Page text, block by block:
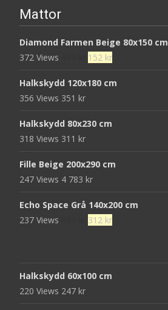
Mattor
Diamond Farmen Beige 80x150 cm
372 Views
Det
priset
152 krDet
priset
Halkskydd 120x180 cm
356 Views 351 kr
Halkskydd 80x230 cm
318 Views 311 kr
Fille Beige 200x290 cm
247 Views 4 783 kr
Echo Space Grå 140x200 cm
237 Views
Det
952 kr.
312 krDet
Halkskydd 60x100 cm
220 Views 247 kr